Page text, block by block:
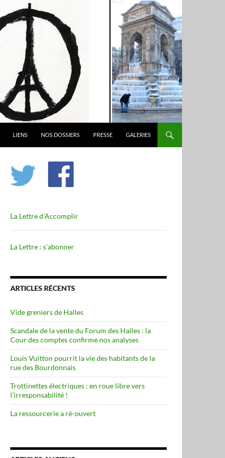
LIENS NOS DOSSIERS PRESSE GALERIES
La Lettre d'Accomplir
La Lettre : s'abonner
ARTICLES RÉCENTS
Vide greniers de Halles
Scandale de la vente du Forum des Halles : la
Cour des comptes confirme nos analyses
Louis Vuitton pourrit la vie des habitants de la
rue des Bourdonnais
Trottinettes électriques : en roue libre vers
l’irresponsabilité !
La ressourcerie a ré-ouvert